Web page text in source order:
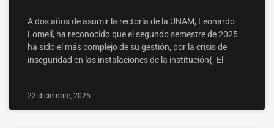
A dos años de asumir la rectoría de la UNAM, Leonardo
Lomelí, ha reconocido que el segundo semestre de 2025
ha sido el más complejo de su gestión, por la crisis de
inseguridad en las instalaciones de la institución{. El
22 diciembre, 2025